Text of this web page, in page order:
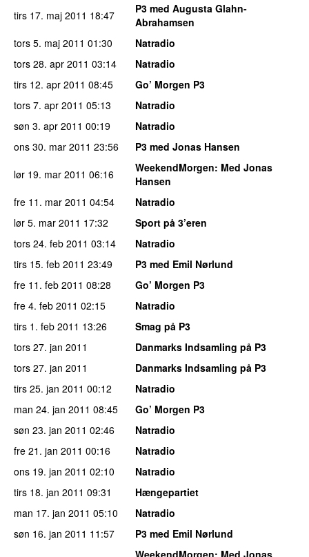
tirs 17. maj 2011 18:47
P3 med Augusta Glahn-
Abrahamsen
tors 5. maj 2011 01:30
Natradio
tors 28. apr 2011 03:14
Natradio
tirs 12. apr 2011 08:45
Go’ Morgen P3
tors 7. apr 2011 05:13
Natradio
søn 3. apr 2011 00:19
Natradio
ons 30. mar 2011 23:56
P3 med Jonas Hansen
lør 19. mar 2011 06:16 WeekendMorgen: Med Jonas
Hansen
fre 11. mar 2011 04:54
Natradio
lør 5. mar 2011 17:32
Sport på 3’eren
tors 24. feb 2011 03:14
Natradio
tirs 15. feb 2011 23:49
P3 med Emil Nørlund
fre 11. feb 2011 08:28
Go’ Morgen P3
fre 4. feb 2011 02:15
Natradio
tirs 1. feb 2011 13:26
Smag på P3
tors 27. jan 2011
Danmarks Indsamling på P3
tors 27. jan 2011
Danmarks Indsamling på P3
tirs 25. jan 2011 00:12
Natradio
man 24. jan 2011 08:45
Go’ Morgen P3
søn 23. jan 2011 02:46
Natradio
fre 21. jan 2011 00:16
Natradio
ons 19. jan 2011 02:10
Natradio
tirs 18. jan 2011 09:31
Hængepartiet
man 17. jan 2011 05:10
Natradio
søn 16. jan 2011 11:57
P3 med Emil Nørlund
WeekendMorgen: Med Jonas